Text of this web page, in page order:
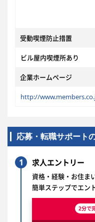
受動喫煙防止措置
ビル屋内喫煙所あり
企業ホームページ
http://
応募・転職サポート
1 求人エントリー
資格・経験・お住ま
簡単ステップでエン
2分で